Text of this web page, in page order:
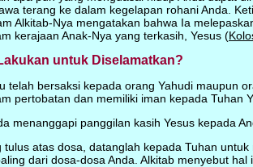
terang ke dalam kegelapan rohani Anda.
Alkitab-Nya mengatakan bahwa Ia
kerajaan Anak-Nya yang terkasih, Yesus (
untuk Diselamatkan?
telah bersaksi kepada orang Yahudi maupun
pertobatan dan memiliki iman kepada Tuhan
menanggapi panggilan kasih Yesus kepada
atas dosa, datanglah kepada Tuhan untuk
dari dosa-dosa Anda. Alkitab menyebut hal